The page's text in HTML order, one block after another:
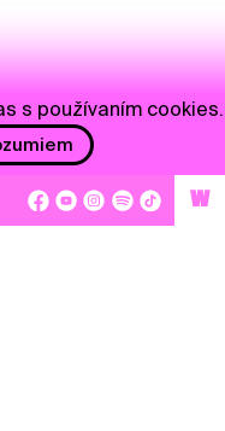
W
s používaním cookies.